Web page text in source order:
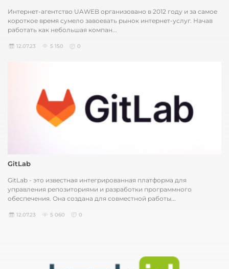
Интернет-агентство UAWEB организовано в 2012 году и за самое
короткое время сумело завоевать рынок интернет-услуг. Начав
работать как небольшая компан...
12.07.23 5 150 0
GitLab
GitLab - это известная интегрированная платформа для
управления репозиториями и разработки программного
обеспечения. Она создана для совместной работы...
12.07.23 5 060 0